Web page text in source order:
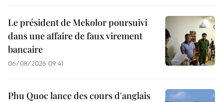
Le président de Mekolor poursuivi
dans une affaire de faux virement
bancaire
06/08/2026 09:41
Phu Quoc lance des cours d'anglais